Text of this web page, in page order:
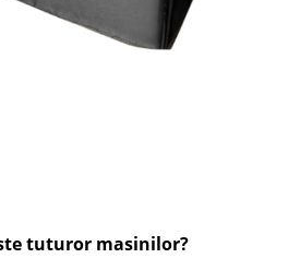
tuturor masinilor?